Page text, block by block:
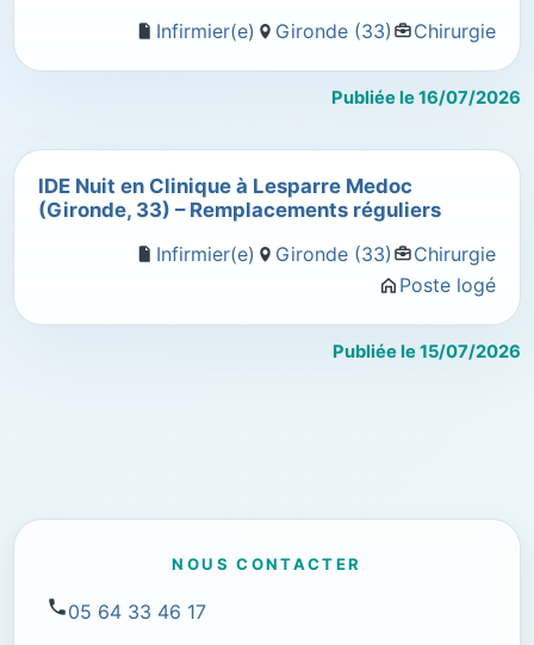
Infirmier(e)
Gironde (33) Chirurgie
Publiée le 16/07/2026
IDE Nuit en Clinique à Lesparre Medoc
(Gironde, 33) – Remplacements réguliers
Infirmier(e)
Gironde (33)
Chirurgie
Poste logé
Publiée le 15/07/2026
NOUS CONTACTER
05 64 33 46 17